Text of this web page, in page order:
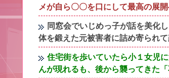
メが自ら〇〇を口にして最高の展
同窓会でいじめっ子が話を美化
体を鍛えた元被害者に詰め寄られ
住宅街を歩いていたら小１女児
んが現れるも、後から襲ってきた